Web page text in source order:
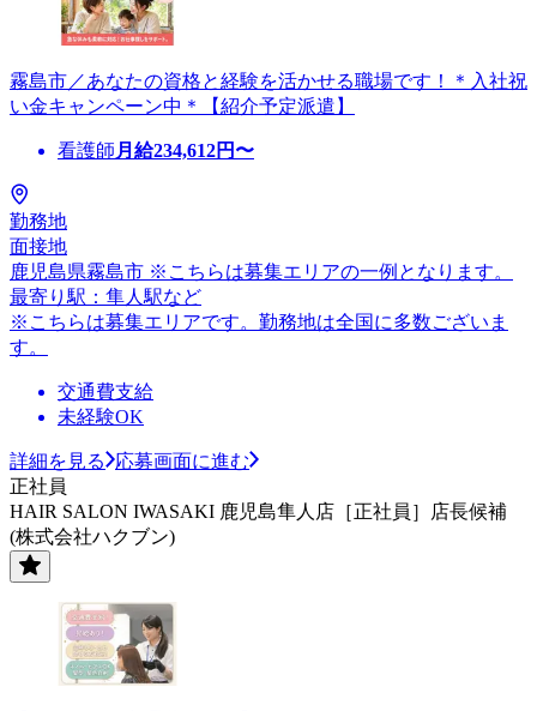
霧島市／あなたの資格と経験を活かせる職場です！＊入社祝
い金キャンペーン中＊【紹介予定派遣】
看護師 月給234,612円〜
勤務地
面接地
鹿児島県霧島市 ※こちらは募集エリアの一例となります。
最寄り駅：隼人駅など
※こちらは募集エリアです。勤務地は全国に多数ございま
す。
交通費支給
未経験OK
詳細を見る
応募画面に進む
正社員
HAIR SALON IWASAKI 鹿児島隼人店［正社員］店長候補
(株式会社ハクブン)